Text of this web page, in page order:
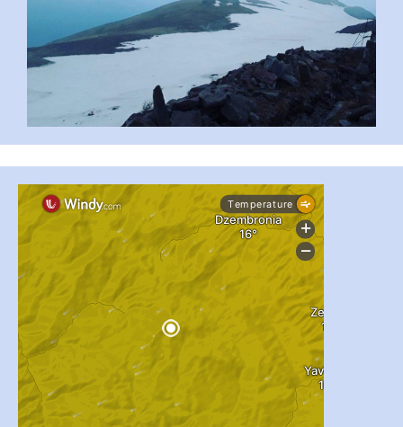
...
pimrec_project